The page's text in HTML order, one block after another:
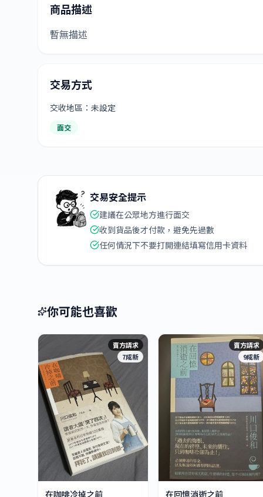
商品描述
暫無描述
交易方式
交收地區：未設定
面交
交易安全提示
建議在公眾地方進行面交
收到貨品後才付款，避免先過數
任何情況下不要打開連結填寫信用卡資料
你可能也喜歡
賣方請求
7成新
在咖啡冷掉之前
賣方請求
9成新
在回憶消逝之前